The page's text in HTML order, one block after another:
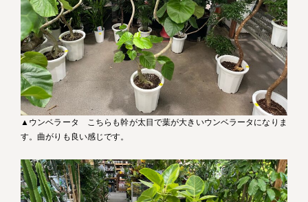
▲ウンベラータ こちらも幹が太目で葉が大きいウンベラータになりま
す。曲がりも良い感じです。